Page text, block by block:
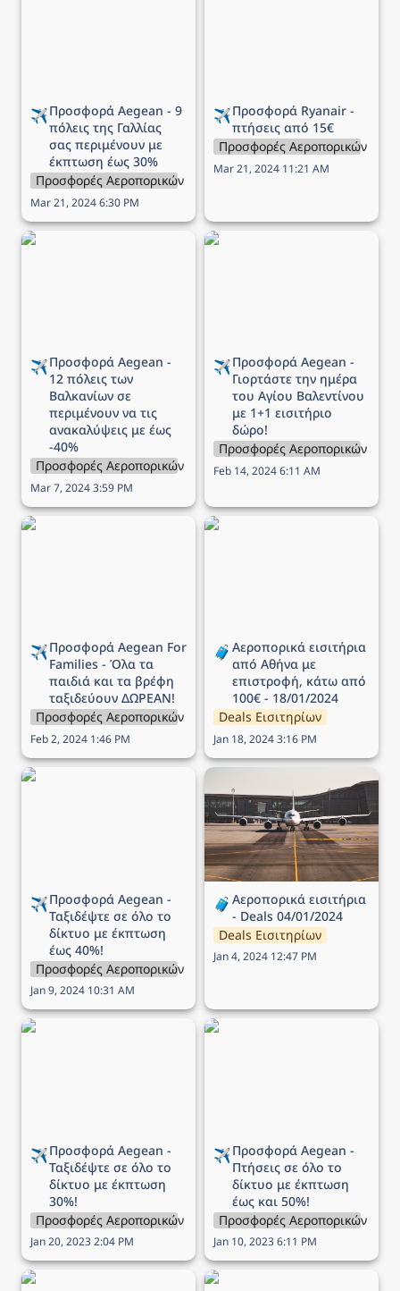
✈️Προσφορά Aegean - 9
πόλεις της Γαλλίας
σας περιμένουν με
έκπτωση έως 30%
Προσφορές Αεροπορικών Εταιρειών
Mar 21, 2024 6:30 PM
✈️Προσφορά Ryanair -
πτήσεις από 15€
Προσφορές Αεροπορικών
Mar 21, 2024 11:21 AM
Προσφορά Aegean - 12
✈️Προσφορά Aegean -
12 πόλεις των
Βαλκανίων σε
περιμένουν να τις
ανακαλύψεις με έως
-40%
Προσφορές Αεροπορικών Εταιρειών
Mar 7, 2024 3:59 PM
Προσφορά Aegean -
✈️
Γιορτάστε την ημέρα
του Αγίου Βαλεντίνου
με 1+1 εισιτήριο
δώρο!
Προσφορές Αεροπορικών
Feb 14, 2024 6:11 AM
Προσφορά Aegean For
✈️Προσφορά Aegean For
Families - Όλα τα
παιδιά και τα βρέφη
ταξιδεύουν ΔΩΡΕΑΝ!
Προσφορές Αεροπορικών Εταιρειών
Feb 2, 2024 1:46 PM
Αεροπορικά εισιτήρια
🧳 Αεροπορικά εισιτήρια
από Αθήνα με
επιστροφή, κάτω από
100€ - 18/01/2024
Deals Εισιτηρίων
Jan 18, 2024 3:16 PM
Προσφορά Aegean -
✈️
Ταξιδέψτε σε όλο το
δίκτυο με έκπτωση
έως 40%!
Προσφορές Αεροπορικών Εταιρειών
Jan 9, 2024 10:31 AM
Αεροπορικά εισιτήρια -
Deals 04/01/2024
🧳 Αεροπορικά εισιτήρια
- Deals 04/01/2024
Deals Εισιτηρίων
Jan 4, 2024 12:47 PM
Προσφορά Aegean -
✈️
Ταξιδέψτε σε όλο το
δίκτυο με έκπτωση
30%!
Προσφορές Αεροπορικών Εταιρειών
Jan 20, 2023 2:04 PM
Προσφορά Aegean -
✈️Προσφορά Aegean -
Πτήσεις σε όλο το
δίκτυο με έκπτωση
έως και 50%!
Προσφορές Αεροπορικών
Jan 10, 2023 6:11 PM
Προσφορά Aegean -
Προσφορά Aegean -